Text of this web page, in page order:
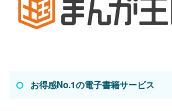
お得感No.1の電子書籍サービス